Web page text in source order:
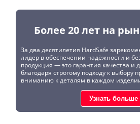
Более 20 лет на
За два десятилетия HardSafe
лидер в обеспечении надёжности и
продукция — это гарантия качества и
благодаря строгому подходу к выбору
вниманию к деталям в каждом
Узнать больше